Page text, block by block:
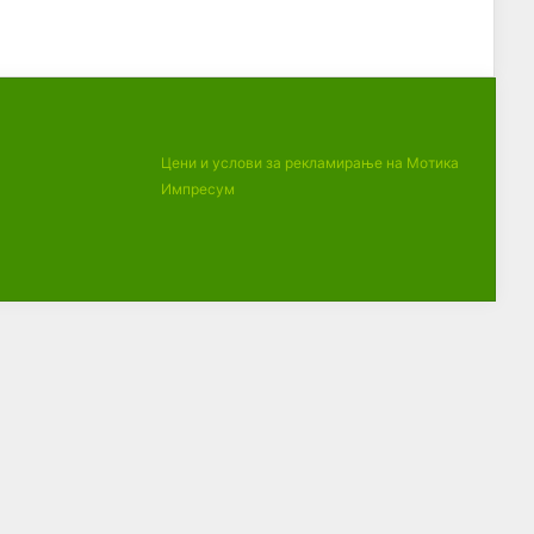
Цени и услови за рекламирање на Мотика
Импресум